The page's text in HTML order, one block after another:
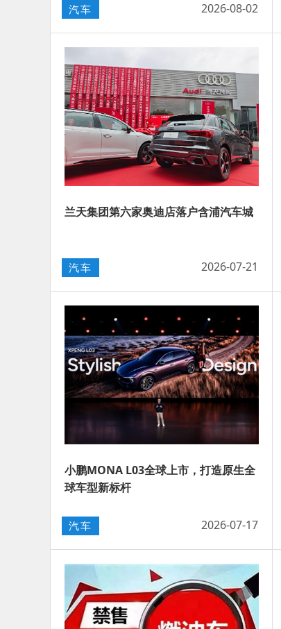
汽车 2026-08-02
兰天集团第六家奥迪店落户含浦汽车城
汽车 2026-07-21
小鹏MONA L03全球上市，打造原生全
球车型新标杆
汽车 2026-07-17